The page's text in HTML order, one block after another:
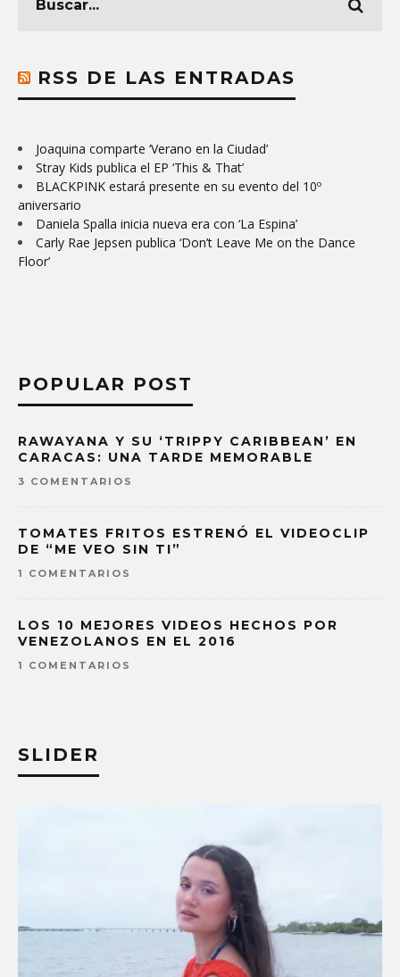
RSS DE LAS ENTRADAS
Joaquina comparte ‘Verano en la Ciudad’
Stray Kids publica el EP ‘This & That’
BLACKPINK estará presente en su evento del 10º
aniversario
Daniela Spalla inicia nueva era con ‘La Espina’
Carly Rae Jepsen publica ‘Don’t Leave Me on the Dance
Floor’
POPULAR POST
RAWAYANA Y SU ‘TRIPPY CARIBBEAN’ EN
CARACAS: UNA TARDE MEMORABLE
3 COMENTARIOS
TOMATES FRITOS ESTRENÓ EL VIDEOCLIP
DE “ME VEO SIN TI”
1 COMENTARIOS
LOS 10 MEJORES VIDEOS HECHOS POR
VENEZOLANOS EN EL 2016
1 COMENTARIOS
SLIDER